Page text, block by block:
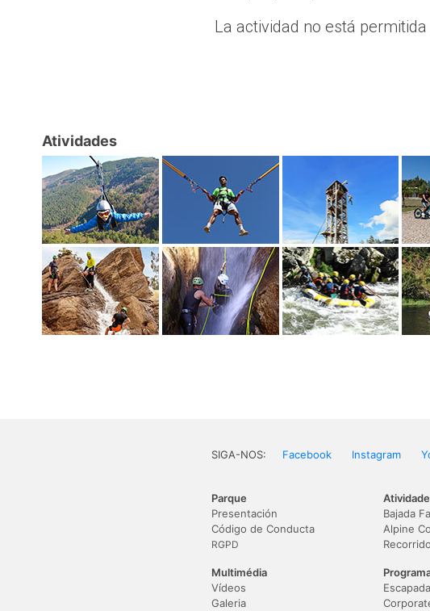
La actividad no está
Atividades
SIGA-NOS: Facebook Instagram
Parque
Presentación
Código de Conducta
RGPD
Multimédia
Vídeos
Galeria
Bajada
Alpine